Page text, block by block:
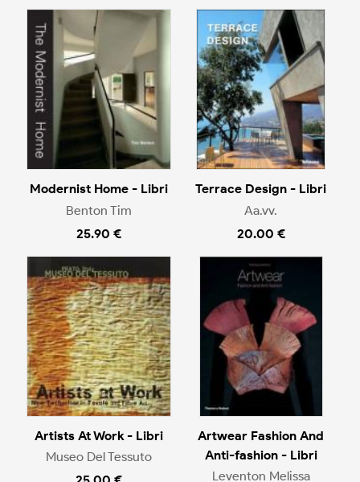
Modernist Home - Libri
Benton Tim
25.90 €
Terrace Design - Libri
Aa.vv.
20.00 €
Artists At Work - Libri
Museo Del Tessuto
Artwear Fashion And
Anti-fashion - Libri
Leventon Melissa